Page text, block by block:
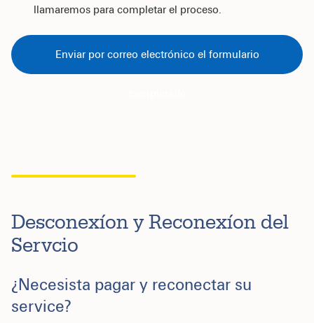
llamaremos para completar el proceso.
Enviar por correo electrónico el formulario
Desconexíon y Reconexíon del
Servcio
¿Necesista pagar y reconectar su
service?